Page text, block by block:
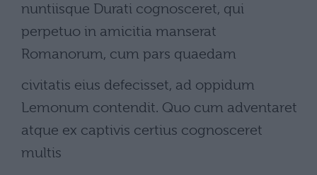
nuntiisque Durati cognosceret, qui
perpetuo in amicitia manserat
Romanorum, cum pars quaedam
civitatis eius defecisset, ad oppidum
Lemonum contendit. Quo cum adventaret
atque ex captivis certius cognosceret
multis